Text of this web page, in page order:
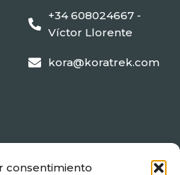
consentimiento
+34 608024667 -
Víctor Llorente
kora@koratrek.com